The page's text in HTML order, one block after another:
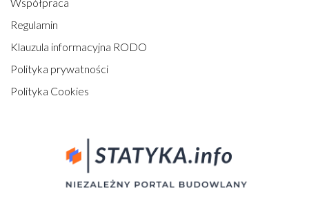
Regulamin
Klauzula informacyjna RODO
Polityka prywatności
Polityka Cookies